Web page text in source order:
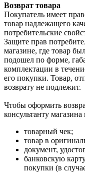
Возврат товара
Покупатель имеет
товар надлежащего
потребительские
Защите прав
магазине, где товар
подошел по форме,
комплектации в
его покупки. Товар,
возврату не подлежит.
Чтобы оформить
консультанту
товарный чек;
товар в
документ,
банковскую
покупки (в